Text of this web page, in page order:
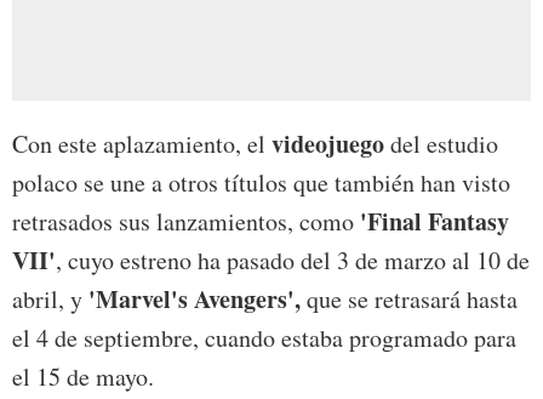
Con este aplazamiento, el videojuegodel estudio
polaco se une a otros títulos que también han visto
retrasados sus lanzamientos, como 'Final Fantasy
VII', cuyo estreno ha pasado del 3 de marzo al 10 de
abril, y 'Marvel's Avengers',que se retrasará hasta
el 4 de septiembre, cuando estaba programado para
el 15 de mayo.